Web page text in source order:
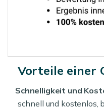
Vorteile einer
Schnelligkeit und
schnell und kostenlos,